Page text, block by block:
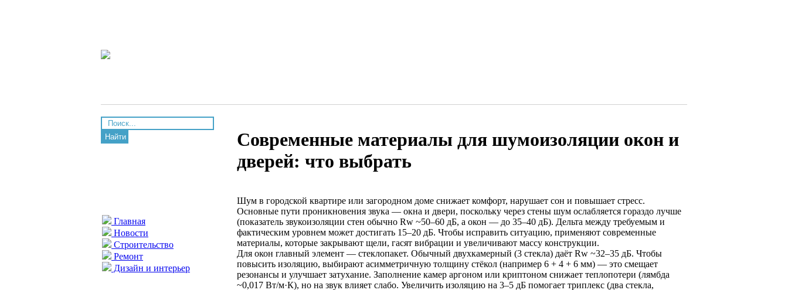
Найти
Главная
Новости
Строительство
Ремонт
Дизайн и интерьер
Современные материалы для шумоизоляции окон и
дверей: что выбрать
Шум в городской квартире или загородном доме снижает комфорт, нарушает сон и повышает стресс.
Основные пути проникновения звука — окна и двери, поскольку через стены шум ослабляется гораздо лучше
(показатель звукоизоляции стен обычно Rw ~50–60 дБ, а окон — до 35–40 дБ). Дельта между требуемым и
фактическим уровнем может достигать 15–20 дБ. Чтобы исправить ситуацию, применяют современные
материалы, которые закрывают щели, гасят вибрации и увеличивают массу конструкции.
Для окон главный элемент — стеклопакет. Обычный двухкамерный (3 стекла) даёт Rw ~32–35 дБ. Чтобы
повысить изоляцию, выбирают асимметричную толщину стёкол (например 6 + 4 + 6 мм) — это смещает
резонансы и улучшает затухание. Заполнение камер аргоном или криптоном снижает теплопотери (лямбда
~0,017 Вт/м·К), но на звук влияет слабо. Увеличить изоляцию на 3–5 дБ помогает триплекс (два стекла,